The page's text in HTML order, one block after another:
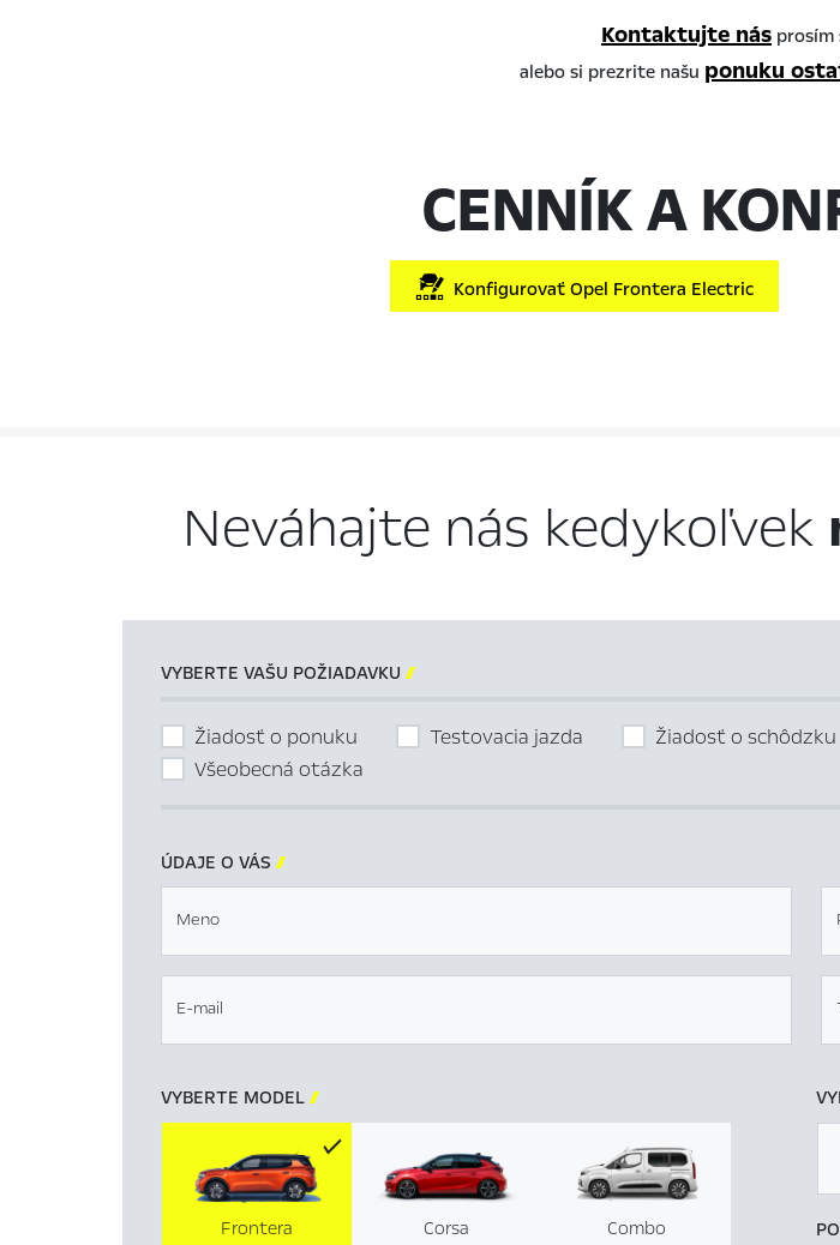
Kontaktujte nás prosím
alebo si prezrite našu ponuku
CENNÍK A
Konfigurovať Opel Frontera Electric
Neváhajte nás kedykoľvek
VYBERTE VAŠU POŽIADAVKU 
Žiadosť o ponuku Testovacia jazda Žiadosť o schôdzku
Všeobecná otázka
ÚDAJE O VÁS 
Meno
E-mail
VYBERTE MODEL 
Corsa Combo
Frontera